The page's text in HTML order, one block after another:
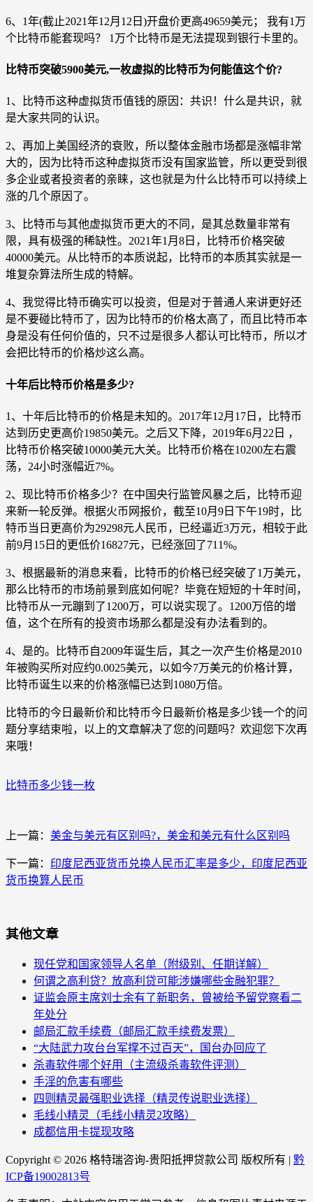
6、1年(截止2021年12月12日)开盘价更高49659美元； 我有1万
个比特币能套现吗？ 1万个比特币是无法提现到银行卡里的。
比特币突破5900美元,一枚虚拟的比特币为何能值这个价?
1、比特币这种虚拟货币值钱的原因：共识！什么是共识，就
是大家共同的认识。
2、再加上美国经济的衰败，所以整体金融市场都是涨幅非常
大的，因为比特币这种虚拟货币没有国家监管，所以更受到很
多企业或者投资者的亲睐，这也就是为什么比特币可以持续上
涨的几个原因了。
3、比特币与其他虚拟货币更大的不同，是其总数量非常有
限，具有极强的稀缺性。2021年1月8日，比特币价格突破
40000美元。从比特币的本质说起，比特币的本质其实就是一
堆复杂算法所生成的特解。
4、我觉得比特币确实可以投资，但是对于普通人来讲更好还
是不要碰比特币了，因为比特币的价格太高了，而且比特币本
身是没有任何价值的，只不过是很多人都认可比特币，所以才
会把比特币的价格炒这么高。
十年后比特币价格是多少?
1、十年后比特币的价格是未知的。2017年12月17日，比特币
达到历史更高价19850美元。之后又下降，2019年6月22日 ，
比特币价格突破10000美元大关。比特币价格在10200左右震
荡，24小时涨幅近7%。
2、现比特币价格多少？在中国央行监管风暴之后，比特币迎
来新一轮反弹。根据火币网报价，截至10月9日下午19时，比
特币当日更高价为29298元人民币，已经逼近3万元，相较于此
前9月15日的更低价16827元，已经涨回了711%。
3、根据最新的消息来看，比特币的价格已经突破了1万美元，
那么比特币的市场前景到底如何呢？毕竟在短短的十年时间，
比特币从一元蹦到了1200万，可以说实现了。1200万倍的增
值，这个在所有的投资市场那么都是没有办法看到的。
4、是的。比特币自2009年诞生后，其之一次产生价格是2010
年被购买所对应约0.0025美元，以如今7万美元的价格计算，
比特币诞生以来的价格涨幅已达到1080万倍。
比特币的今日最新价和比特币今日最新价格是多少钱一个的问
题分享结束啦，以上的文章解决了您的问题吗？欢迎您下次再
来哦！
比特币多少钱一枚
上一篇： 美金与美元有区别吗?，美金和美元有什么区别吗
下一篇： 印度尼西亚货币兑换人民币汇率是多少，印度尼西亚
货币换算人民币
其他文章
现任党和国家领导人名单（附级别、任期详解）
何谓之高利贷？放高利贷可能涉嫌哪些金融犯罪？
证监会原主席刘士余有了新职务，曾被给予留党察看二
年处分
邮局汇款手续费（邮局汇款手续费发票）
“大陆武力攻台台军撑不过百天”，国台办回应了
杀毒软件哪个好用（主流级杀毒软件评测）
手淫的危害有哪些
四则精灵最强职业选择（精灵传说职业选择）
毛线小精灵（毛线小精灵2攻略）
成都信用卡提现攻略
Copyright © 2026 格特瑞咨询-贵阳抵押贷款公司 版权所有 | 黔
ICP备19002813号